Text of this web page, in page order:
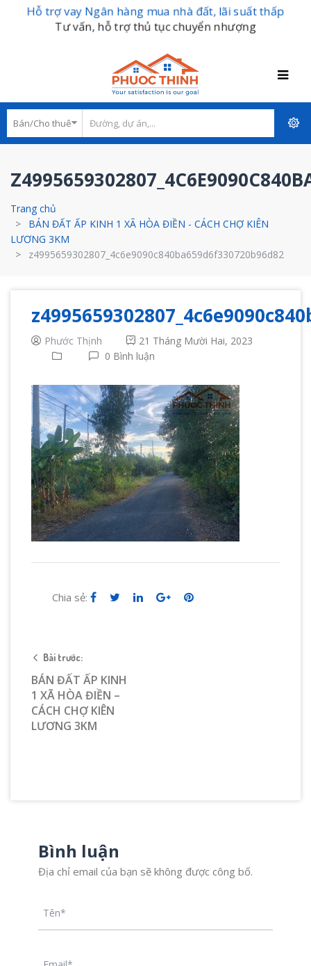
Hỗ trợ vay Ngân hàng mua nhà đất, lãi suất thấp
Tư vấn, hỗ trợ thủ tục chuyển nhượng
Trang chủ
BÁN ĐẤT ẤP KINH 1 XÃ HÒA ĐIỀN - CÁCH CHỢ KIÊN
LƯƠNG 3KM
z4995659302807_4c6e9090c840ba659d6f330720b96d82
Phước Thịnh
21 Tháng Mười Hai, 2023
0 Bình luận
Chia sẻ:
Bài trước:
BÁN ĐẤT ẤP KINH
1 XÃ HÒA ĐIỀN –
CÁCH CHỢ KIÊN
LƯƠNG 3KM
Bình luận
Địa chỉ email của bạn sẽ không được công bố.